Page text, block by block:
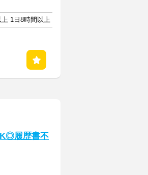
1日8時間以上
履歴書不